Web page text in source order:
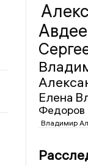
Елена
Федоров
Владимир